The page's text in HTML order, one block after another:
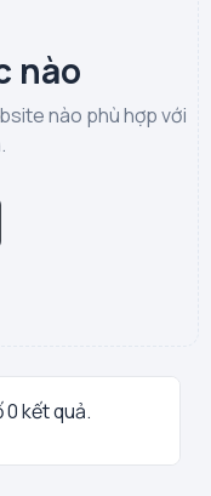
nào
nào phù hợp với
kết quả.